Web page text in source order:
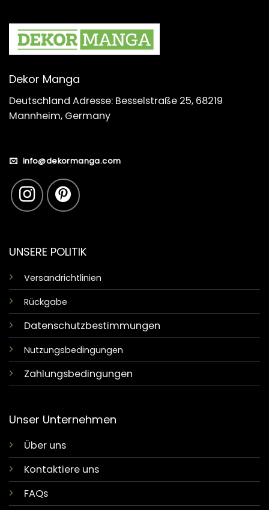
Dekor Manga
Deutschland Adresse: Besselstraße 25, 68219
Mannheim, Germany
info@dekormanga.com
UNSERE POLITIK
Versandrichtlinien
Rückgabe
Datenschutzbestimmungen
Nutzungsbedingungen
Zahlungsbedingungen
Unser Unternehmen
Über uns
Kontaktiere uns
FAQs